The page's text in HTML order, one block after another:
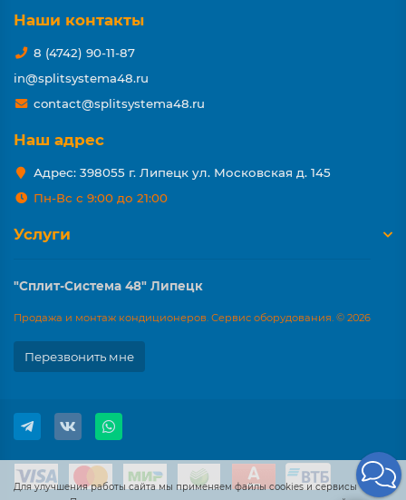
Для улучшения работы сайта мы применяем файлы cookies и сервисы
Наши контакты
8 (4742) 90-11-87
in@splitsystema48.ru
contact@splitsystema48.ru
Наш адрес
Адрес: 398055 г. Липецк ул. Московская д. 145
Пн-Вс с 9:00 до 21:00
Услуги
"Сплит-Система 48" Липецк
Продажа и монтаж кондиционеров. Сервис оборудования. © 2026
Перезвонить мне